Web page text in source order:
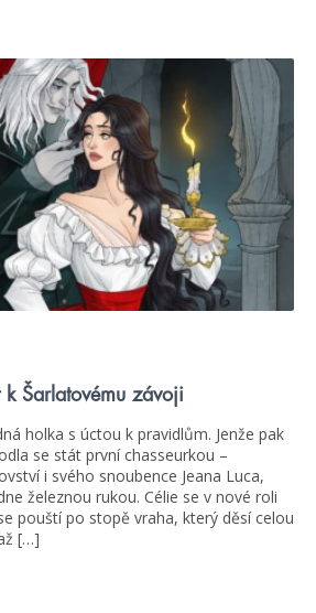
Šarlatovému závoji
holka s úctou k pravidlům. Jenže pak
se stát první chasseurkou –
i svého snoubence Jeana Luca,
železnou rukou. Célie se v nové roli
pouští po stopě vraha, který děsí celou
[…]